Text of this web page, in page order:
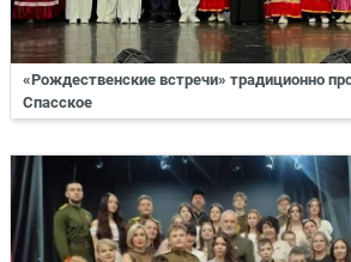
«Рождественские встречи» традиционно
Спасское